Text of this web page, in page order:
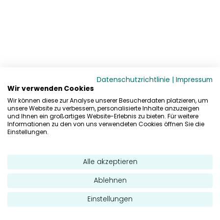
Datenschutzrichtlinie | Impressum
Wir verwenden Cookies
Wir können diese zur Analyse unserer Besucherdaten platzieren, um
unsere Website zu verbessern, personalisierte Inhalte anzuzeigen
und Ihnen ein großartiges Website-Erlebnis zu bieten. Für weitere
Informationen zu den von uns verwendeten Cookies öffnen Sie die
Einstellungen.
Alle akzeptieren
Ablehnen
Einstellungen